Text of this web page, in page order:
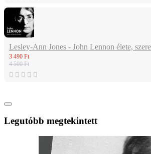
Lesley-Ann Jones - John Lennon élete,
3 490 Ft
4 500 Ft
Legutóbb megtekintett